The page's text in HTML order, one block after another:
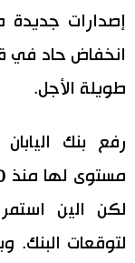
إصدارات
انخفاض حاد في
طويلة الأجل.
رفع بنك
لكن الين استمر
لتوقعات البنك.